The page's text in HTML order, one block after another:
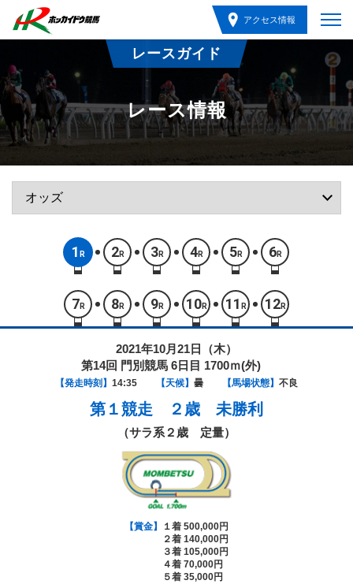
アクセス情報
レースガイド
レース情報
1 R 2R 3R 4R 5R 6R
7 R 8R 9R 10R 11 R 12R
2021年10月21日（木）
第14回 門別競馬 6日目 1700ｍ(外)
【発走時刻】 14:35 【天候】 曇 【馬場状態】 不良
第１競走 ２歳 未勝利
（サラ系２歳 定量）
【賞金】
１着 500,000円
２着 140,000円
３着 105,000円
４着 70,000円
５着 35,000円